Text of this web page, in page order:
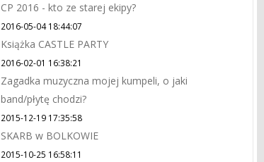
CP 2016 - kto ze starej ekipy?
2016-05-04 18:44:07
Książka CASTLE PARTY
2016-02-01 16:38:21
Zagadka muzyczna mojej kumpeli, o jaki
band/płytę chodzi?
2015-12-19 17:35:58
SKARB w BOLKOWIE
2015-10-25 16:58:11